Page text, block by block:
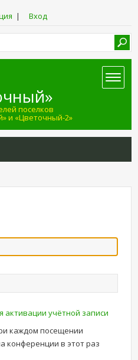
| Вход
поселков
и «Цветочный-2»
активации учётной записи
каждом посещении
конференции в этот раз